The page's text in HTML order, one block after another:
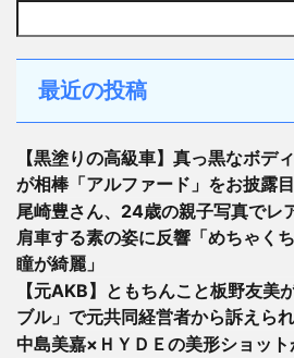
最近の投稿
【黒塗りの高級車】真っ黒なボデ
が相棒「アルファード」をお披露目
尾崎豊さん、24歳の親子写真で
肩車する素の姿に反響「めちゃく
瞳が綺麗」
【元AKB】ともちんこと板野友美
ブル」で元共同経営者から訴えら
中島美嘉×ＨＹＤＥの美形ショッ